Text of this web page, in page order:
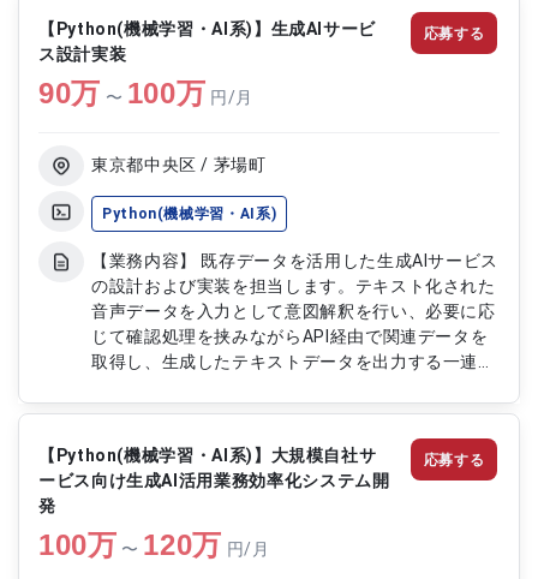
信頼性を考慮したパイプライン設計および改善を行
います。また、複数の専門職と連携しながら技術課
題の解決に取り組み、実用的なAIシステムの構築を
リードしていただきます。 【作業内容】 ・マルチ
モーダルAIを活用した技術検証の実施 ・ドキュメン
生成を用いたシステム設計および開発 ・AIエージェ
イプライン構築および最適化 ・精度コスト速度信
頼性を考慮した性能改善 ・関連メンバーとの連携
による技術課題の解決
【Python(機械学習・AI系)】生成AIサービ
ス設計実装
90万 〜 100万 円/月
東京都中央区 / 茅場町
Python(機械学習・AI系)
【業務内容】 既存データを活用した生成AIサービス
の設計および実装を担当します。テキスト化された
音声データを入力として意図解釈を行い、必要に応
じて確認処理を挟みながらAPI経由で関連データを
取得し、生成したテキストデータを出力する一連の
リケーションの開発を通じて、実用性と拡張性を意
容】 ・既存データを活用した生成AIサービスの設計
・Pythonを用いた生成AI機能の実装 ・テキスト化
による外部データ取得処理の実装 ・生成テキスト
データの出力処理開発 ・クラウド環境
応募する
【Python(機械学習・AI系)】大規模自社サ
ービス向け生成AI活用業務効率化システム開
発
100万 〜 120万 円/月
応募する